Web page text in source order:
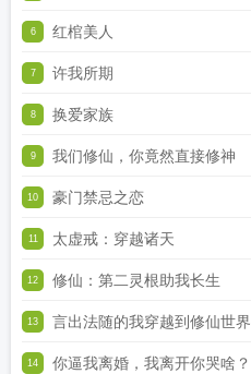
6 红棺美人
7 许我所期
8 换爱家族
9 我们修仙，你竟然直接修神
10 豪门禁忌之恋
11 太虚戒：穿越诸天
12 修仙：第二灵根助我长生
13 言出法随的我穿越到修仙世界
14 你逼我离婚，我离开你哭啥？